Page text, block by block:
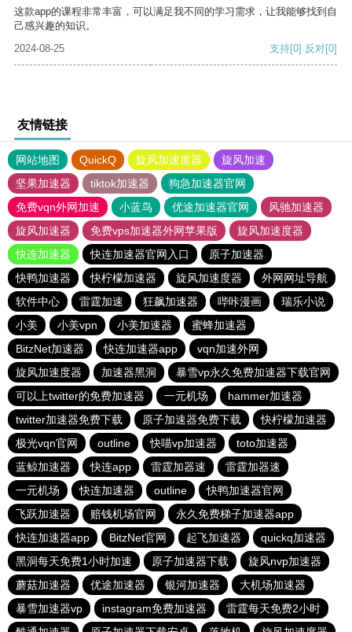
这款app的课程非常丰富，可以满足我不同的学习需求，让我能够找到自
己感兴趣的知识。
2024-08-25
支持[0] 反对[0]
友情链接
网站地图 QuickQ 旋风加速度器
旋风加速
坚果加速器
tiktok加速器
狗急加速器官网
免费vqn外网加速
小蓝鸟 优途加速器官网
风驰加速器
旋风加速器
免费vps加速器外网苹果版
旋风加速度器
快连加速器
快连加速器官网入口
原子加速器
快鸭加速器
快柠檬加速器 旋风加速度器
外网网址导航
软件中心
雷霆加速 狂飙加速器 哔咔漫画
瑞乐小说
小美
小美vpn 小美加速器
蜜蜂加速器
BitzNet加速器
快连加速器app
vqn加速外网
旋风加速度器
加速器黑洞
暴雪vp永久免费加速器下载官网
可以上twitter的免费加速器
一元机场
hammer加速器
twitter加速器免费下载
原子加速器免费下载
快柠檬加速器
极光vqn官网
outline 快喵vp加速器
toto加速器
蓝鲸加速器
快连app 雷霆加器速
雷霆加器速
一元机场
快连加速器 outline
快鸭加速器官网
飞跃加速器
赔钱机场官网
永久免费梯子加速器app
快连加速器app
BitzNet官网 起飞加速器
quickq加速器
黑洞每天免费1小时加速
原子加速器下载
旋风nvp加速器
蘑菇加速器
优途加速器 银河加速器
大机场加速器
暴雪加速器vp
instagram免费加速器
雷霆每天免费2小时